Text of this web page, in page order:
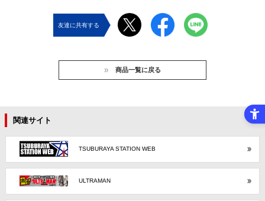
友達に共有する
商品一覧に戻る
関連サイト
TSUBURAYA STATION WEB
ULTRAMAN